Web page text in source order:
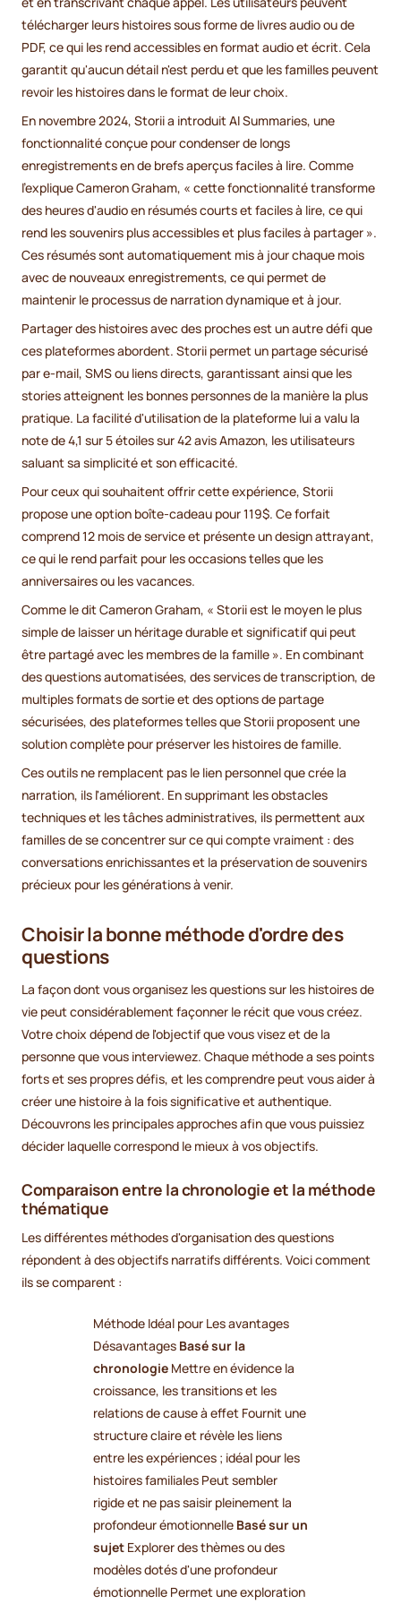
télécharger leurs histoires sous forme de livres audio ou de
PDF, ce qui les rend accessibles en format audio et écrit. Cela
garantit qu'aucun détail n'est perdu et que les familles peuvent
revoir les histoires dans le format de leur choix.
En novembre 2024, Storii a introduit AI Summaries, une
fonctionnalité conçue pour condenser de longs
enregistrements en de brefs aperçus faciles à lire. Comme
l'explique Cameron Graham, « cette fonctionnalité transforme
des heures d'audio en résumés courts et faciles à lire, ce qui
rend les souvenirs plus accessibles et plus faciles à partager ».
Ces résumés sont automatiquement mis à jour chaque mois
avec de nouveaux enregistrements, ce qui permet de
maintenir le processus de narration dynamique et à jour.
Partager des histoires avec des proches est un autre défi que
ces plateformes abordent. Storii permet un partage sécurisé
par e-mail, SMS ou liens directs, garantissant ainsi que les
stories atteignent les bonnes personnes de la manière la plus
pratique. La facilité d'utilisation de la plateforme lui a valu la
note de 4,1 sur 5 étoiles sur 42 avis Amazon, les utilisateurs
saluant sa simplicité et son efficacité.
Pour ceux qui souhaitent offrir cette expérience, Storii
propose une option boîte-cadeau pour 119$. Ce forfait
comprend 12 mois de service et présente un design attrayant,
ce qui le rend parfait pour les occasions telles que les
anniversaires ou les vacances.
Comme le dit Cameron Graham, « Storii est le moyen le plus
simple de laisser un héritage durable et significatif qui peut
être partagé avec les membres de la famille ». En combinant
des questions automatisées, des services de transcription, de
multiples formats de sortie et des options de partage
sécurisées, des plateformes telles que Storii proposent une
solution complète pour préserver les histoires de famille.
Ces outils ne remplacent pas le lien personnel que crée la
narration, ils l'améliorent. En supprimant les obstacles
techniques et les tâches administratives, ils permettent aux
familles de se concentrer sur ce qui compte vraiment : des
conversations enrichissantes et la préservation de souvenirs
précieux pour les générations à venir.
Choisir la bonne méthode d'ordre des
questions
La façon dont vous organisez les questions sur les histoires de
vie peut considérablement façonner le récit que vous créez.
Votre choix dépend de l'objectif que vous visez et de la
personne que vous interviewez. Chaque méthode a ses points
forts et ses propres défis, et les comprendre peut vous aider à
créer une histoire à la fois significative et authentique.
Découvrons les principales approches afin que vous puissiez
décider laquelle correspond le mieux à vos objectifs.
Comparaison entre la chronologie et la méthode
thématique
Les différentes méthodes d'organisation des questions
répondent à des objectifs narratifs différents. Voici comment
ils se comparent :
Méthode Idéal pour Les avantages
Désavantages Basé sur la
chronologie Mettre en évidence la
croissance, les transitions et les
relations de cause à effet Fournit une
structure claire et révèle les liens
entre les expériences ; idéal pour les
histoires familiales Peut sembler
rigide et ne pas saisir pleinement la
profondeur émotionnelle Basé sur un
sujet Explorer des thèmes ou des
modèles dotés d'une profondeur
émotionnelle Permet une exploration